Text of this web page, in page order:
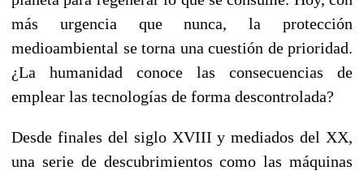
más urgencia que nunca, la protección
medioambiental se torna una cuestión de prioridad.
¿La humanidad conoce las consecuencias de
emplear las tecnologías de forma descontrolada?
Desde finales del siglo XVIII y mediados del XX,
una serie de descubrimientos como las máquinas